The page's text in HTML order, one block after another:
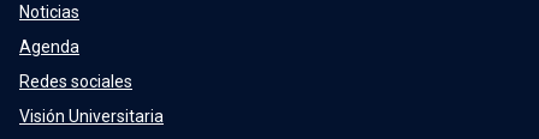
Noticias
Agenda
Redes sociales
Visión Universitaria